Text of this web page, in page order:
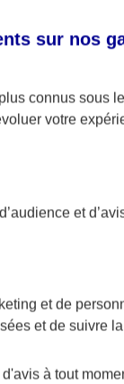
sur nos
connus sous
votre
et
et de
et de suivre
à tout